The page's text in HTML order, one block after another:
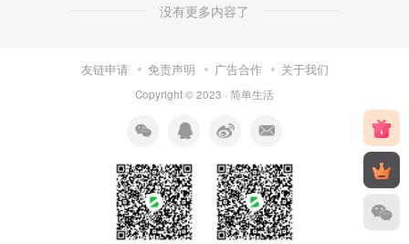
没有更多内容了
友链申请 免责声明 广告合作 关于我们
Copyright © 2023 · 简单生活